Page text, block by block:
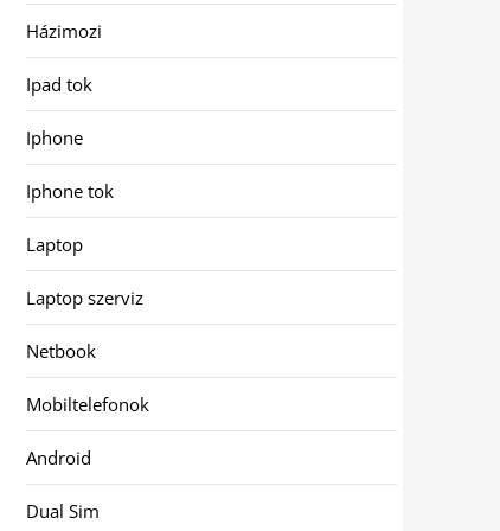
Házimozi
Ipad tok
Iphone
Iphone tok
Laptop
Laptop szerviz
Netbook
Mobiltelefonok
Android
Dual Sim